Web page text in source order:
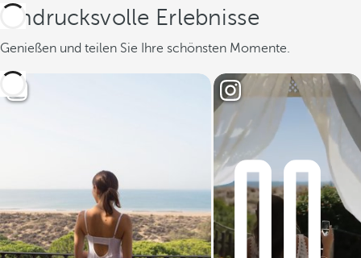
Eindrucksvolle Erlebnisse
Genießen und teilen Sie Ihre schönsten Momente.